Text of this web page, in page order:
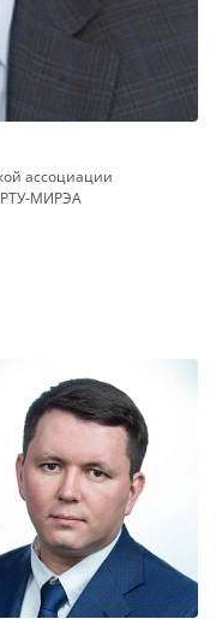
ассоциации
РТУ-МИРЭА